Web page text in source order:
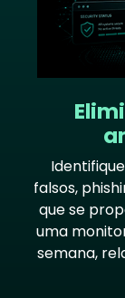
falsos,
que se
uma
semana,